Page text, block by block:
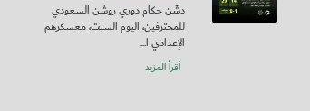
دشّن حكام دوري روشن السعودي
للمحترفين، اليوم السبت، معسكرهم
الإعدادي ا...
أقرأ المزيد